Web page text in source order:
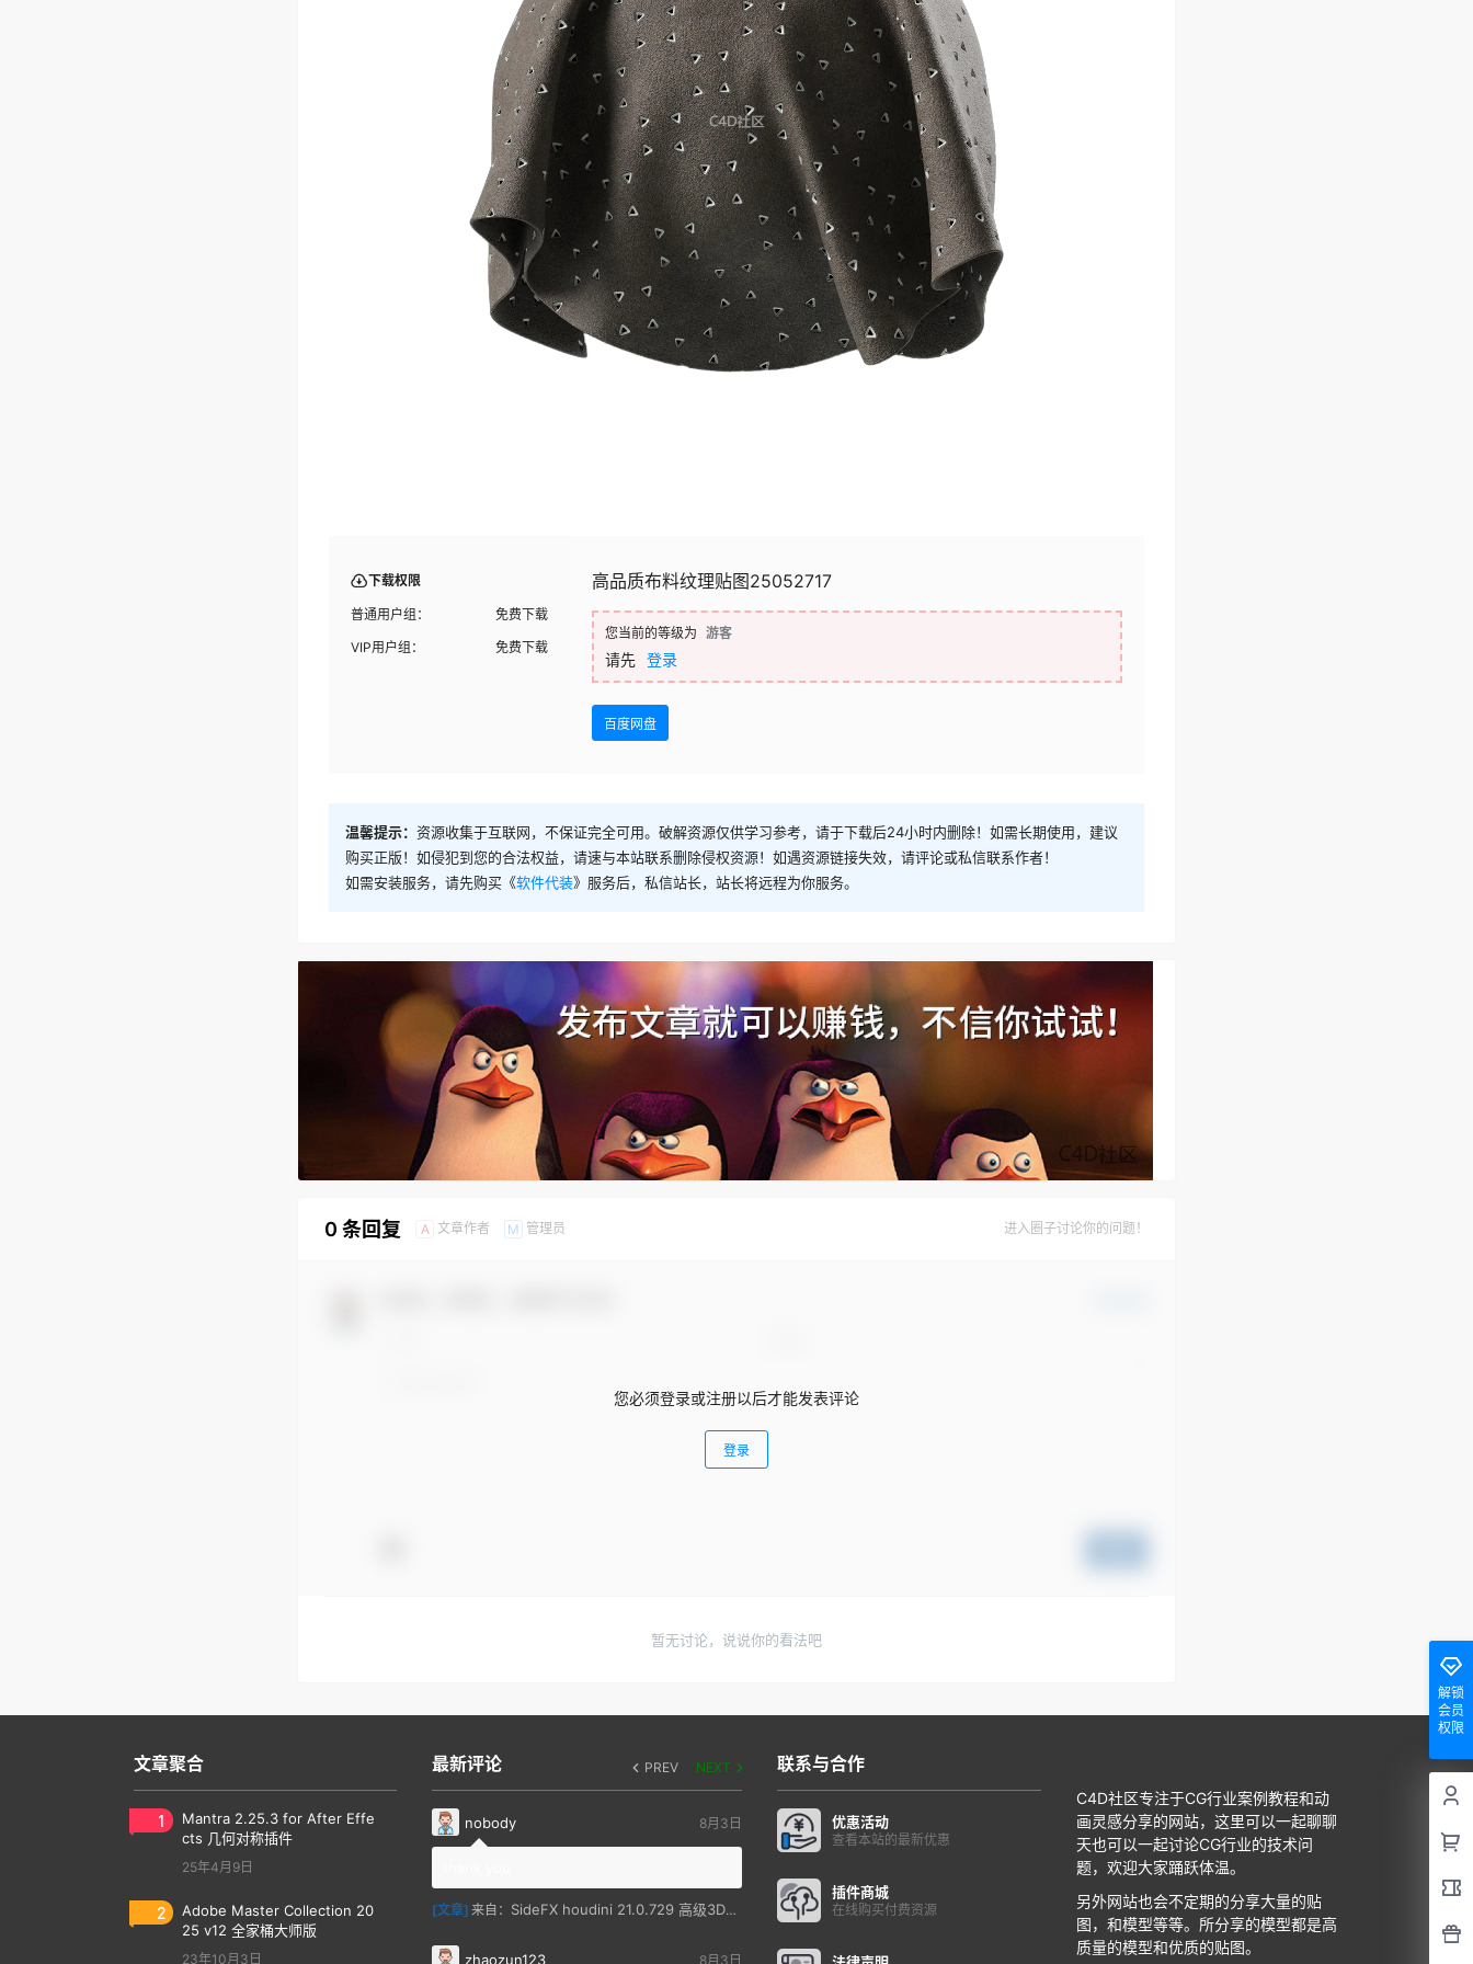
下载权限
普通用户组：
免费下载
VIP用户组：
免费下载
高品质布料纹理贴图25052717
您当前的等级为 游客
请先 登录
百度网盘
温馨提示： 资源收集于互联网，不保证完全可用。破解资源仅供学习参考，请于下载后24小时内删除！如需长期使用，建议
购买正版！如侵犯到您的合法权益，请速与本站联系删除侵权资源！如遇资源链接失效，请评论或私信联系作者！
如需安装服务，请先购买《软件代装》服务后，私信站长，站长将远程为你服务。
0 条回复 A 文章作者 M 管理员 进入圈子讨论你的问题！
您必须登录或注册以后才能发表评论
登录
暂无讨论，说说你的看法吧
解锁
会员
权限
文章聚合
1
Mantra 2.25.3 for After Effe
cts 几何对称插件
25年4月9日
2
Adobe Master Collection 20
25 v12 全家桶大师版
23年10月3日
最新评论 PREV NEXT
nobody 8月3日
[文章] 来自： SideFX houdini 21.0.729 高级3D特效软件
zhaozun123 8月3日
联系与合作
优惠活动
查看本站的最新优惠
插件商城
在线购买付费资源
C4D社区专注于CG行业案例教程和动
画灵感分享的网站，这里可以一起聊聊
天也可以一起讨论CG行业的技术问
题，欢迎大家踊跃体温。
另外网站也会不定期的分享大量的贴
图，和模型等等。所分享的模型都是高
质量的模型和优质的贴图。